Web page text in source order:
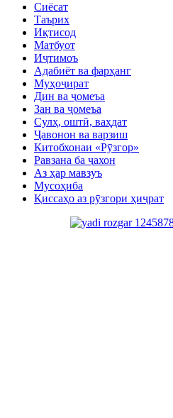
Сиёсат
Таърих
Иқтисод
Матбуот
Иҷтимоъ
Адабиёт ва фарҳанг
Муҳоҷират
Дин ва ҷомеъа
Зан ва ҷомеъа
Сулҳ, оштӣ, ваҳдат
Ҷавонон ва варзиш
Китобхонаи «Рӯзгор»
Равзана ба ҷахон
Аз ҳар мавзуъ
Мусоҳиба
Қиссаҳо аз рӯзгори ҳиҷрат